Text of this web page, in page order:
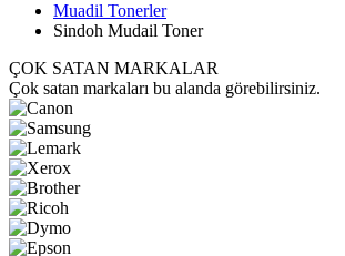
Muadil Tonerler
Sindoh Mudail Toner
ÇOK SATAN MARKALAR
Çok satan markaları bu alanda görebilirsiniz.